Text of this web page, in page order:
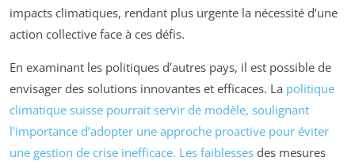
impacts climatiques, rendant plus urgente la nécessité d’une
action collective face à ces défis.
En examinant les politiques d’autres pays, il est possible de
envisager des solutions innovantes et efficaces. La politique
climatique suisse pourrait servir de modèle, soulignant
l’importance d’adopter une approche proactive pour éviter
une gestion de crise inefficace. Les faiblesses des mesures